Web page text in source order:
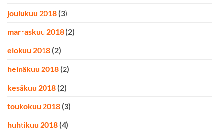
joulukuu 2018 (3)
marraskuu 2018 (2)
elokuu 2018 (2)
heinäkuu 2018 (2)
kesäkuu 2018 (2)
toukokuu 2018 (3)
huhtikuu 2018 (4)